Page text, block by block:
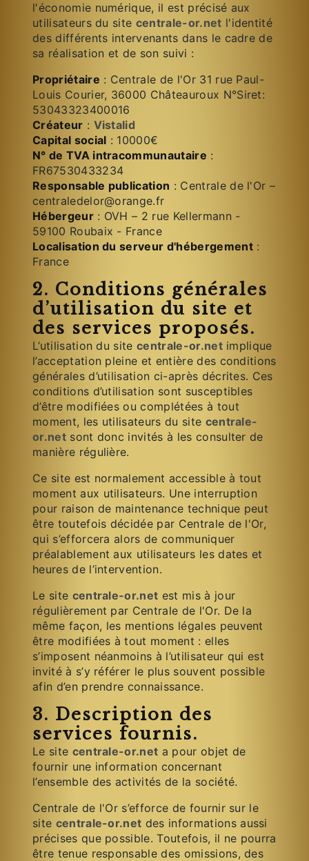
l'économie numérique, il est précisé aux
utilisateurs du site centrale-or.net l'identité
des différents intervenants dans le cadre de
sa réalisation et de son suivi :
Propriétaire : Centrale de l'Or 31 rue Paul-
Louis Courier, 36000 Châteauroux N°Siret:
53043323400016
Créateur : Vistalid
Capital social : 10000€
N° de TVA intracommunautaire :
FR67530433234
Responsable publication : Centrale de l'Or –
centraledelor@orange.fr
Hébergeur: OVH – 2 rue Kellermann -
59100 Roubaix - France
Localisation du serveur d'hébergement:
France
2. Conditions générales
d’utilisation du site et
des services proposés.
L’utilisation du sitecentrale-or.netimplique
l’acceptation pleine et entière des conditions
générales d’utilisation ci-après décrites. Ces
conditions d’utilisation sont susceptibles
d’être modifiées ou complétées à tout
moment, les utilisateurs du site centrale-
or.netsont donc invités à les consulter de
manière régulière.
Ce site est normalement accessible à tout
moment aux utilisateurs. Une interruption
pour raison de maintenance technique peut
être toutefois décidée par Centrale de l'Or,
qui s’efforcera alors de communiquer
préalablement aux utilisateurs les dates et
heures de l’intervention.
Le site centrale-or.net est mis à jour
régulièrement par Centrale de l'Or. De la
même façon, les mentions légales peuvent
être modifiées à tout moment : elles
s’imposent néanmoins à l’utilisateur qui est
invité à s’y référer le plus souvent possible
afin d’en prendre connaissance.
3. Description des
services fournis.
Le site centrale-or.net a pour objet de
fournir une information concernant
l’ensemble des activités de la société.
Centrale de l'Or s’efforce de fournir sur le
site centrale-or.net des informations aussi
précises que possible. Toutefois, il ne pourra
être tenue responsable des omissions, des